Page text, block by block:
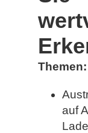
Themen:
auf